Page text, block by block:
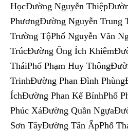
HọcĐường Nguyễn
PhươngĐường Nguyễn Trung
Trường TộPhố Nguyễn Văn
TrúcĐường Ông Ích
TháiPhố Phạm Huy
TrinhĐường Phan Đình
ÍchĐường Phan Kế BínhPhố
Phúc XáĐường Quần
Sơn TâyĐường Tân ẤpPhố